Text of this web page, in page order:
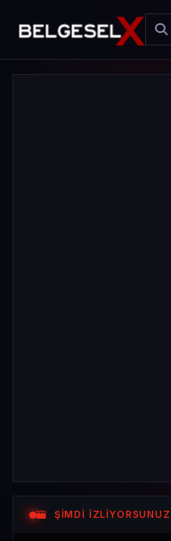
ŞİMDİ İZLİYORSUNUZ